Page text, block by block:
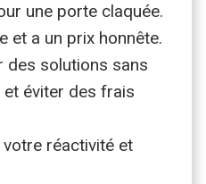
une porte claquée.
et a un prix honnête.
des solutions sans
éviter des frais
réactivité et